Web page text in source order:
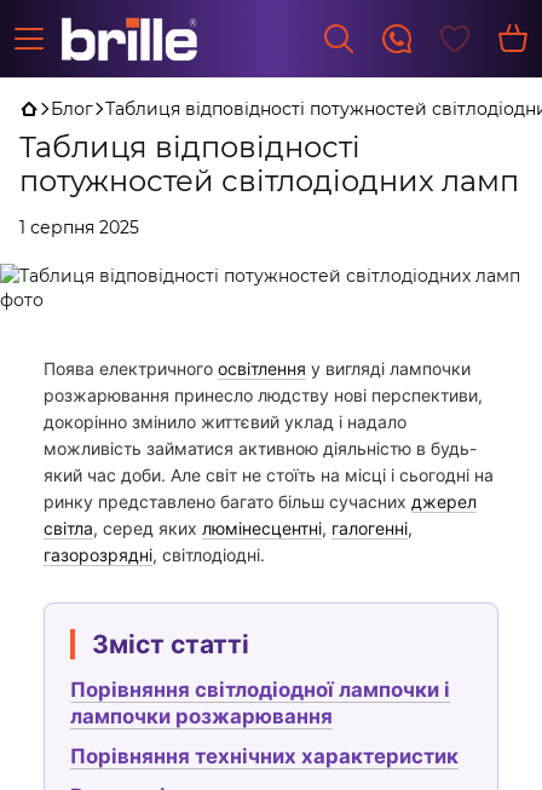
Блог Таблиця відповідності потужностей
Таблиця відповідності
потужностей світлодіодних ламп
1 серпня 2025
Поява електричного освітлення у вигляді лампочки
розжарювання принесло людству нові перспективи,
докорінно змінило життєвий уклад і надало
можливість займатися активною діяльністю в будь-
який час доби. Але світ не стоїть на місці і сьогодні на
ринку представлено багато більш сучасних джерел
світла, серед яких люмінесцентні, галогенні,
газорозрядні, світлодіодні.
Зміст статті
Порівняння світлодіодної лампочки і
лампочки розжарювання
Порівняння технічних характеристик